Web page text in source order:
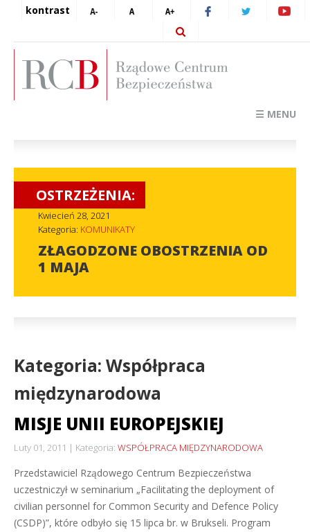
kontrast
☰ MENU
OSTRZEŻENIA:
Kwiecień 28, 2021
Kategoria: KOMUNIKATY
ZŁAGODZONE OBOSTRZENIA OD
1 MAJA
Kategoria: Współpraca
międzynarodowa
MISJE UNII EUROPEJSKIEJ
Luty 01, 2011 Kategoria: WSPÓŁPRACA MIĘDZYNARODOWA
Przedstawiciel Rządowego Centrum Bezpieczeństwa
uczestniczył w seminarium „Facilitating the deployment of
civilian personnel for Common Security and Defence Policy
(CSDP)”, które odbyło się 15 lipca br. w Brukseli. Program